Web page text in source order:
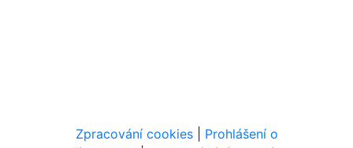
Zpracování cookies
Prohlášení o